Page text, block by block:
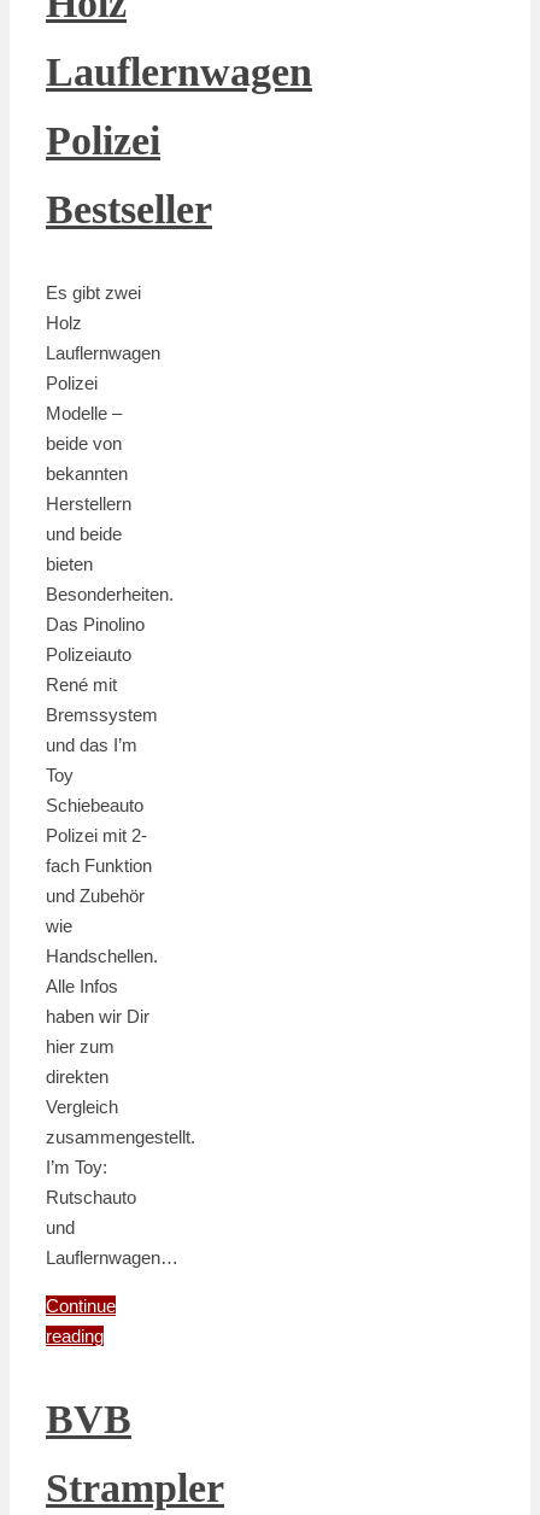
Lauflernwagen
Polizei
Bestseller
Es gibt zwei
Holz
Lauflernwagen
Polizei
Modelle –
beide von
bekannten
Herstellern
und beide
bieten
Besonderheiten.
Das Pinolino
Polizeiauto
René mit
Bremssystem
und das I’m
Toy
Schiebeauto
Polizei mit 2-
fach Funktion
und Zubehör
wie
Handschellen.
Alle Infos
haben wir Dir
hier zum
direkten
Vergleich
zusammengestellt.
I’m Toy:
Rutschauto
und
Lauflernwagen…
Continue
reading
BVB
Strampler